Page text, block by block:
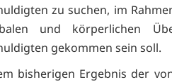
zu suchen, im
und körperlichen
gekommen sein soll.
bisherigen Ergebnis der